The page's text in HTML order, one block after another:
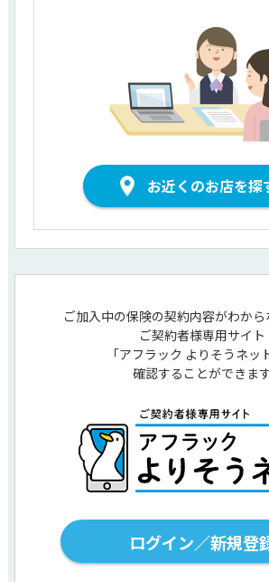
お近くのお店を探
ご加入中の保険の契約内容がわから
ご契約者様専用サイト
「アフラック よりそうネッ
確認することができま
ログイン／新規登